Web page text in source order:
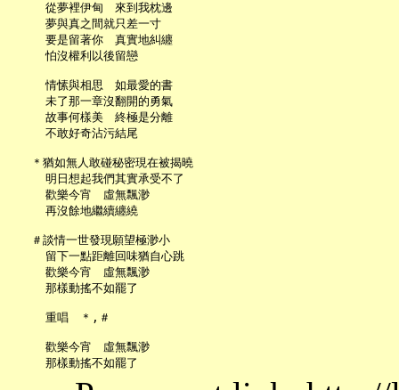
     從夢裡伊甸　來到我枕邊
     夢與真之間就只差一寸
     要是留著你　真實地糾纏
     怕沒權利以後留戀
     情愫與相思　如最愛的書
     未了那一章沒翻開的勇氣
     故事何樣美　終極是分離
     不敢好奇沾污結尾
   ＊猶如無人敢碰秘密現在被揭曉
     明日想起我們其實承受不了
     歡樂今宵　虛無飄渺
     再沒餘地繼續纏繞
   ＃談情一世發現願望極渺小
     留下一點距離回味猶自心跳
     歡樂今宵　虛無飄渺
     那樣動搖不如罷了
     重唱　＊,＃
     歡樂今宵　虛無飄渺